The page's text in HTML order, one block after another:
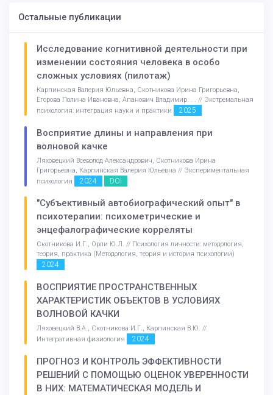
Остальные публикации
Исследование когнитивной деятельности при
изменении состояния человека в особо
сложных условиях (пилотаж)
Карпинская Валерия Юльевна, Скотникова Ирина Григорьевна,
Егорова Полина Ивановна, Апанович Владимир. . . // Экстремальная
психология: интеграция науки и практики
2025
Восприятие длины и направления при
волновой качке
Ляховецкий Всеволод Александрович, Скотникова Ирина
Григорьевна, Карпинская Валерия Юльевна // Экспериментальная
психология
2024 DOI
"Субъективный автобиографический опыт" в
психотерапии: психометрические и
энцефалографические корреляты
Скотникова И.Г., Орли Ю.Л. // Психология личности: методология,
теория, практика (Методология, теория и история психологии)
2024
ВОСПРИЯТИЕ ПРОСТРАНСТВЕННЫХ
ХАРАКТЕРИСТИК ОБЪЕКТОВ В УСЛОВИЯХ
ВОЛНОВОЙ КАЧКИ
Ляховецкий В.А., Скотникова И.Г., Карпинская В.Ю. //
Интегративная физиология
2024
ПРОГНОЗ И КОНТРОЛЬ ЭФФЕКТИВНОСТИ
РЕШЕНИЙ С ПОМОЩЬЮ ОЦЕНОК УВЕРЕННОСТИ
В НИХ: МАТЕМАТИЧЕСКАЯ МОДЕЛЬ И